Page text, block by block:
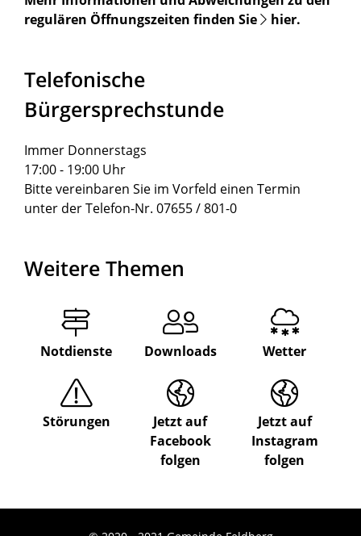
regulären Öffnungszeiten finden Sie
hier.
Telefonische
Bürgersprechstunde
Immer Donnerstags
17:00 - 19:00 Uhr
Bitte vereinbaren Sie im Vorfeld einen Termin
unter der Telefon-Nr. 07655 / 801-0
Weitere Themen
Notdienste Downloads Wetter
Störungen
Jetzt auf
Facebook
folgen
Jetzt auf
Instagram
folgen